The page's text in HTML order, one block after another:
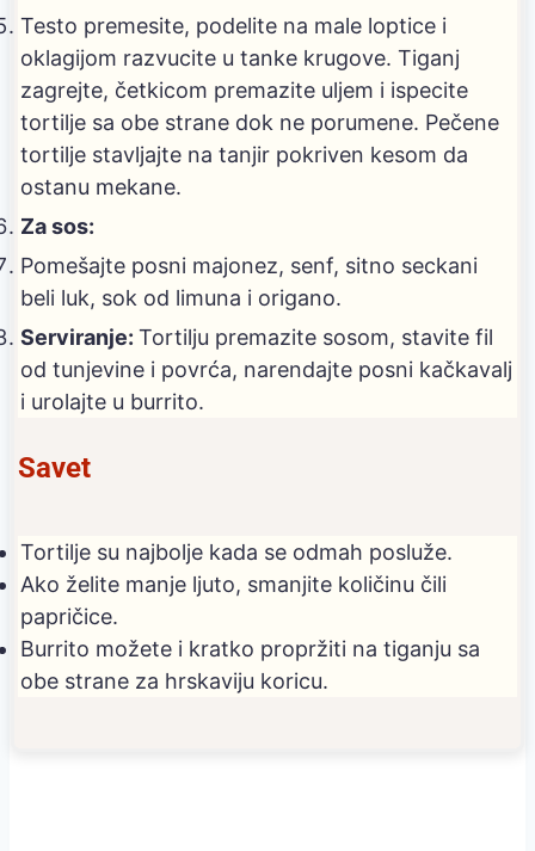
Testo premesite, podelite na male loptice i
oklagijom razvucite u tanke krugove. Tiganj
zagrejte, četkicom premazite uljem i ispecite
tortilje sa obe strane dok ne porumene. Pečene
tortilje stavljajte na tanjir pokriven kesom da
ostanu mekane.
Za sos:
Pomešajte posni majonez, senf, sitno seckani
beli luk, sok od limuna i origano.
Serviranje: Tortilju premazite sosom, stavite fil
od tunjevine i povrća, narendajte posni kačkavalj
i urolajte u burrito.
Savet
Tortilje su najbolje kada se odmah posluže.
Ako želite manje ljuto, smanjite količinu čili
papričice.
Burrito možete i kratko propržiti na tiganju sa
obe strane za hrskaviju koricu.